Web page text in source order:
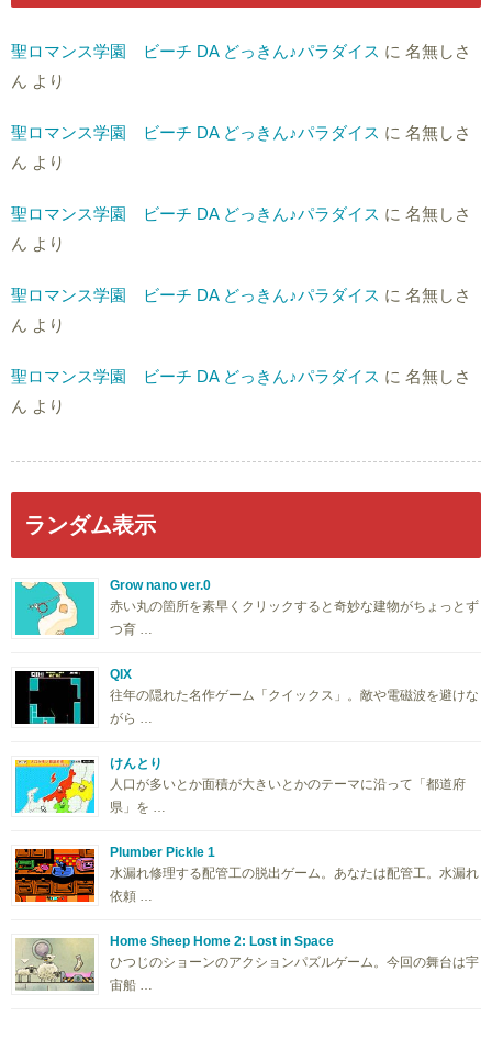
聖ロマンス学園 ビーチ DA どっきん♪パラダイス に 名無しさ
ん より
聖ロマンス学園 ビーチ DA どっきん♪パラダイス に 名無しさ
ん より
聖ロマンス学園 ビーチ DA どっきん♪パラダイス に 名無しさ
ん より
聖ロマンス学園 ビーチ DA どっきん♪パラダイス に 名無しさ
ん より
聖ロマンス学園 ビーチ DA どっきん♪パラダイス に 名無しさ
ん より
ランダム表示
Grow nano ver.0
赤い丸の箇所を素早くクリックすると奇妙な建物がちょっとず
つ育 …
QIX
往年の隠れた名作ゲーム「クイックス」。敵や電磁波を避けな
がら …
けんとり
人口が多いとか面積が大きいとかのテーマに沿って「都道府
県」を …
Plumber Pickle 1
水漏れ修理する配管工の脱出ゲーム。あなたは配管工。水漏れ
依頼 …
Home Sheep Home 2: Lost in Space
ひつじのショーンのアクションパズルゲーム。今回の舞台は宇
宙船 …